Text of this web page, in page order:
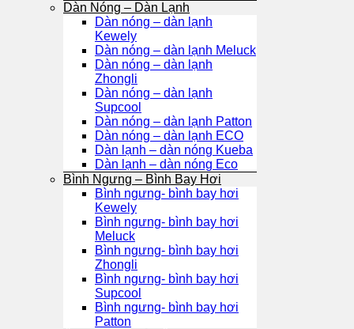
Dàn Nóng – Dàn Lạnh
Dàn nóng – dàn lạnh
Kewely
Dàn nóng – dàn lạnh Meluck
Dàn nóng – dàn lạnh
Zhongli
Dàn nóng – dàn lạnh
Supcool
Dàn nóng – dàn lạnh Patton
Dàn nóng – dàn lạnh ECO
Dàn lạnh – dàn nóng Kueba
Dàn lạnh – dàn nóng Eco
Bình Ngưng – Bình Bay Hơi
Bình ngưng- bình bay hơi
Kewely
Bình ngưng- bình bay hơi
Meluck
Bình ngưng- bình bay hơi
Zhongli
Bình ngưng- bình bay hơi
Supcool
Bình ngưng- bình bay hơi
Patton